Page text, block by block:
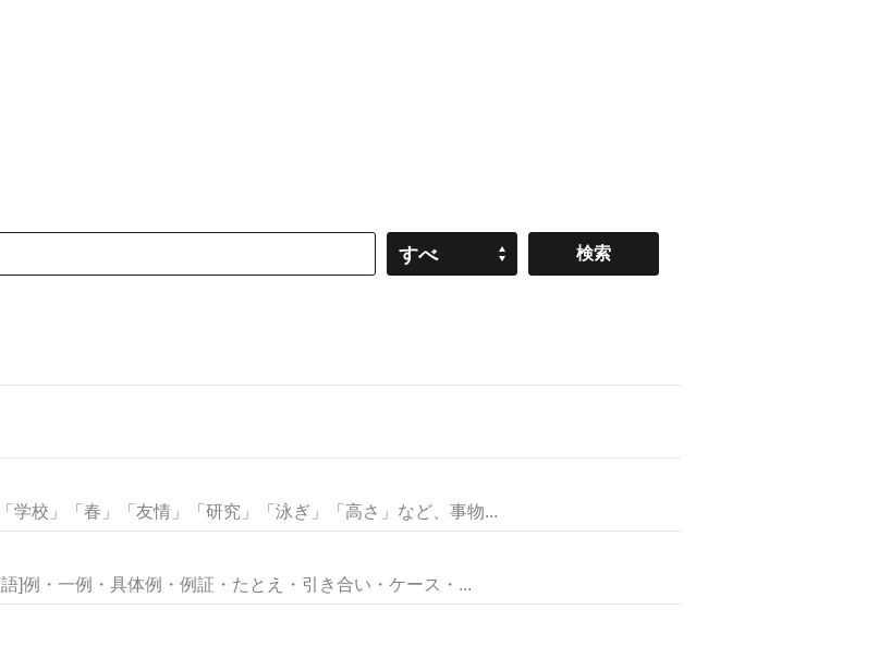
すべ
学校」「春」「友情」「研究」「泳ぎ」「高さ」など、事物...
]例・一例・具体例・例証・たとえ・引き合い・ケース・...